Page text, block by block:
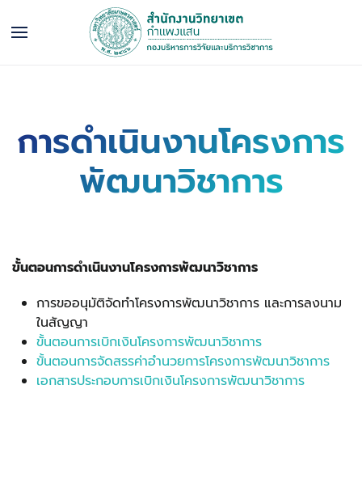
การดำเนินงานโครงการ
พัฒนาวิชาการ
ขั้นตอนการดำเนินงานโครงการพัฒนาวิชาการ
การขออนุมัติจัดทำโครงการพัฒนาวิชาการ และการลงนาม
ในสัญญา
ขั้นตอนการเบิกเงินโครงการพัฒนาวิชาการ
ขั้นตอนการจัดสรรค่าอำนวยการโครงการพัฒนาวิชาการ
เอกสารประกอบการเบิกเงินโครงการพัฒนาวิชาการ